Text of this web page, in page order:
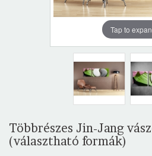
Tap to
Többrészes Jin-Jang
(választható formák)